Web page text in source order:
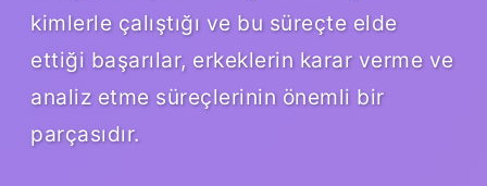
kimlerle çalıştığı ve bu süreçte elde
ettiği başarılar, erkeklerin karar verme ve
analiz etme süreçlerinin önemli bir
parçasıdır.